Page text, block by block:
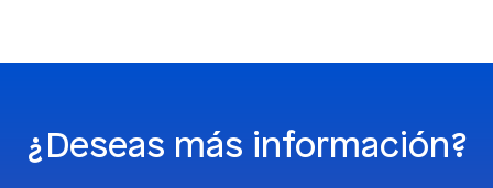
¿Deseas más información?